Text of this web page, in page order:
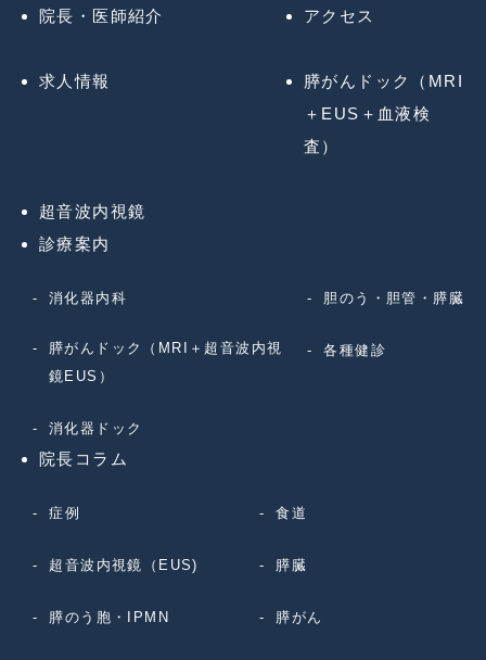
院長・医師紹介 アクセス
求人情報
膵がんドック（MRI
＋EUS＋血液検
査）
超音波内視鏡
診療案内
消化器内科 胆のう・胆管・膵臓
膵がんドック（MRI＋超音波内視
鏡EUS）
各種健診
消化器ドック
院長コラム
症例 食道
超音波内視鏡（EUS) 膵臓
膵のう胞・IPMN 膵がん